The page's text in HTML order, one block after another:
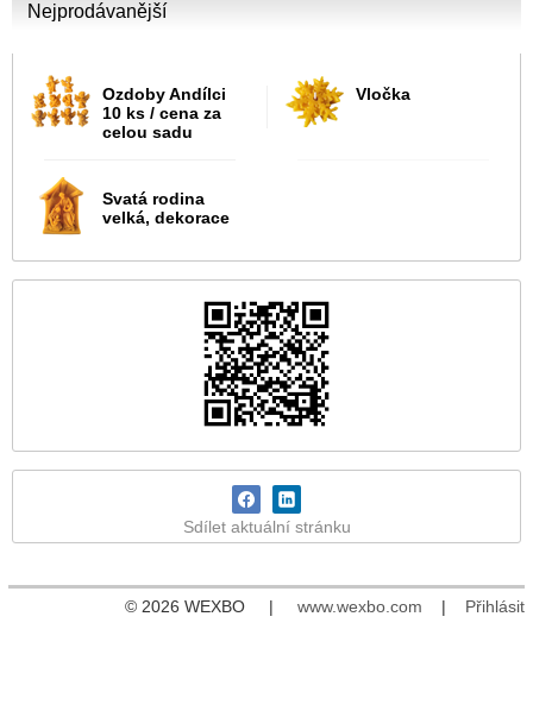
Nejprodávanější
Ozdoby Andílci
10 ks / cena za
celou sadu
Vločka
Svatá rodina
velká, dekorace
Sdílet aktuální stránku
© 2026 WEXBO | www.wexbo.com | Přihlásit